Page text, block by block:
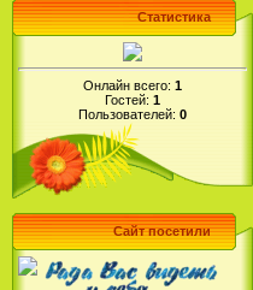
Статистика
Онлайн всего: 1
Гостей: 1
Пользователей: 0
Сайт посетили